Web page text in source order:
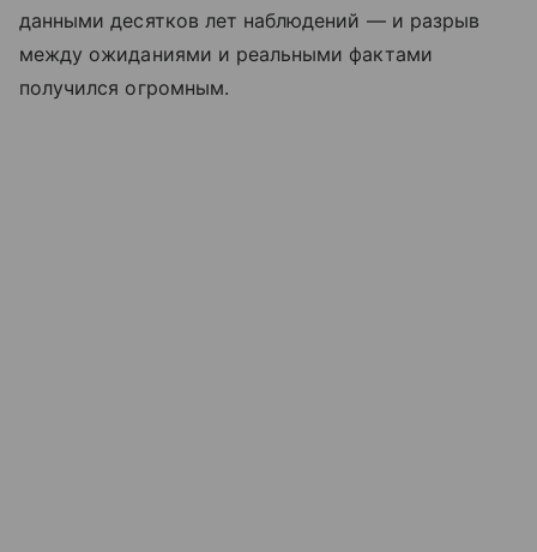
данными десятков лет наблюдений — и разрыв
между ожиданиями и реальными фактами
получился огромным.